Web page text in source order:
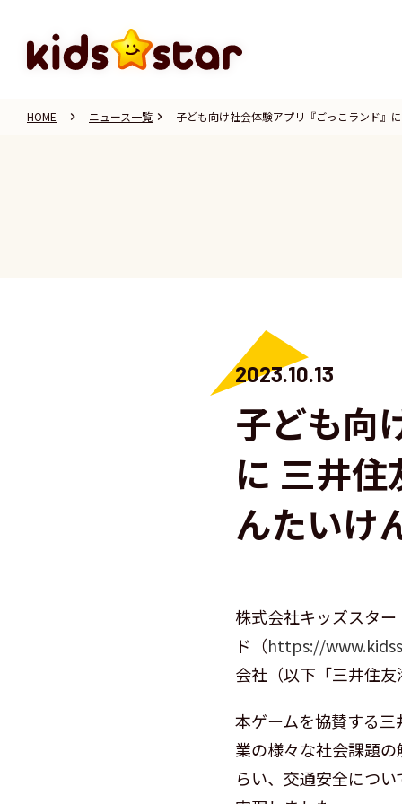
HOME keyboard_arrow_right ニュース一覧 keyboard_arrow_right 子ども向け社会体験アプリ『ごっこランド』
2023.10.13
子ども向
に 三井
んたいけ
株式会社キッズスタ
ド（https://
会社（以下「三井住
本ゲームを協賛する
業の様々な社会課題
らい、交通安全につ